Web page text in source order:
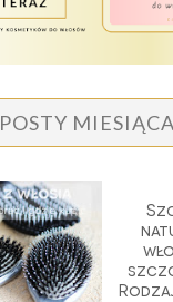
POSTY MIESIĄCA